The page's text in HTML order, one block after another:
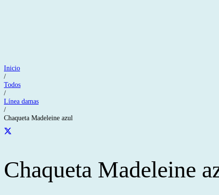
Inicio
/
Todos
/
Línea damas
/
Chaqueta Madeleine azul
Chaqueta Madeleine